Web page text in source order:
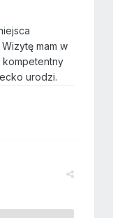
mam w
kompetentny
urodzi.